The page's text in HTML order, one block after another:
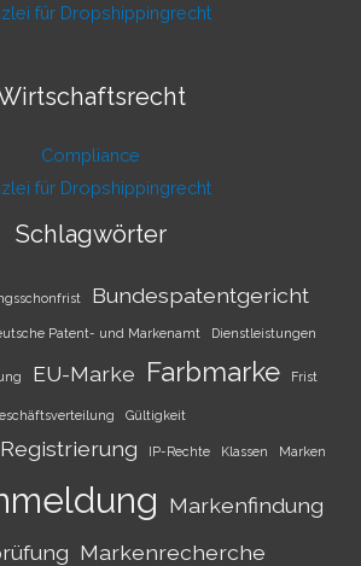
für Dropshippingrecht
Compliance
für Dropshippingrecht
Schlagwörter
Bundespatentgericht
Patent- und Markenamt Dienstleistungen
EU-Marke Farbmarke Frist
Gültigkeit
IP-Rechte Klassen Marken
Markenfindung
Markenrecherche